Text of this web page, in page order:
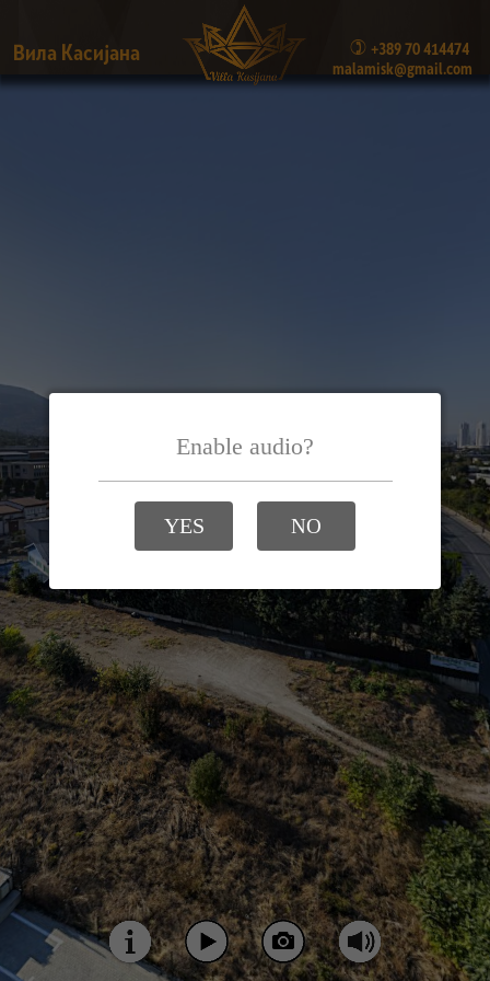
) +389 70 414474
malamisk@gmail.com
Enable audio?
YES NO